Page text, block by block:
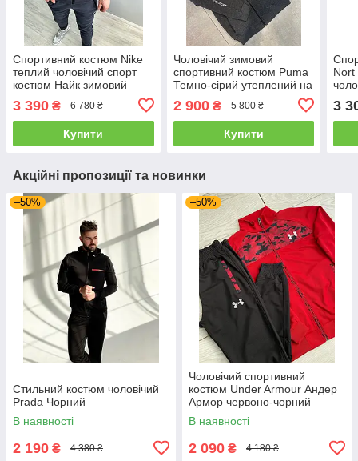
Спортивний костюм Nike
теплий чоловічий спорт
костюм Найк зимовий
утеплений з капюшоном
темно-сірий
3 390 ₴ 6 780 ₴
Купити
Чоловічий зимовий
спортивний костюм Puma
Темно-сірий утеплений на
2 900₴ 5 800 ₴
Купити
Nort
на
3
Акційні пропозиції та новинки
–50%
Стильний костюм чоловічий
Prada Чорний
В наявності
2 190 ₴ 4 380 ₴
–50%
Чоловічий спортивний
костюм Under Armour Андер
Армор червоно-чорний
камуфляж Туреччина
В наявності
2 090 ₴ 4 180 ₴